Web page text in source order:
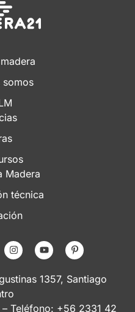
somos
Madera
técnica
1357, Santiago
– Teléfono: +56 2331 42